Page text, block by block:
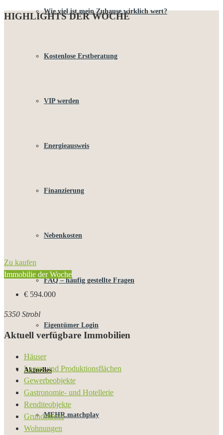
Wie viel ist mein Zuhause wirklich wert?
Kostenlose Erstberatung
VIP werden
Energieausweis
Finanzierung
Nebenkosten
FAQ – häufig gestellte Fragen
Eigentümer Login
Aktuelles
MEHR.matchplay
HIGHLIGHTS DER WOCHE
Zu kaufen
Immobilie der Woche
€ 594.000
5350 Strobl
Aktuell verfügbare Immobilien
Häuser
Lager- und Produktionsflächen
Gewerbeobjekte
Gastronomie- und Hotellerie
Renditeobjekte
Grundstücke
Wohnungen